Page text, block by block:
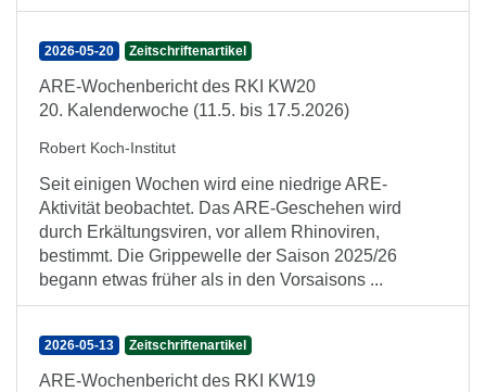
2026-05-20 Zeitschriftenartikel
ARE-Wochenbericht des RKI KW20
20. Kalenderwoche (11.5. bis 17.5.2026)
Robert Koch-Institut
Seit einigen Wochen wird eine niedrige ARE-
Aktivität beobachtet. Das ARE-Geschehen wird
durch Erkältungsviren, vor allem Rhinoviren,
bestimmt. Die Grippewelle der Saison 2025/26
begann etwas früher als in den Vorsaisons ...
2026-05-13 Zeitschriftenartikel
ARE-Wochenbericht des RKI KW19